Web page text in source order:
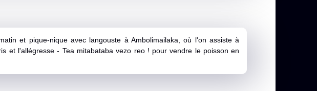
et pique-nique avec langouste à Ambolimailaka, où l'on assiste à
et l'allégresse - Tea mitabataba vezo reo ! pour vendre le poisson en